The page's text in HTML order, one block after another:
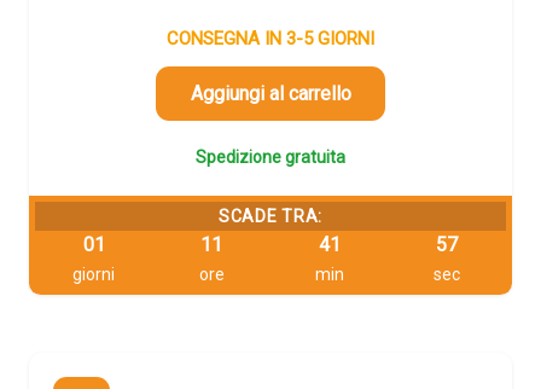
prezzo
originale
era:
79,76 €.
attuale
è:
CONSEGNA IN 3-5 GIORNI
Aggiungi al carrello
Spedizione gratuita
SCADE TRA:
01
giorni
11
ore
41
min
56
sec